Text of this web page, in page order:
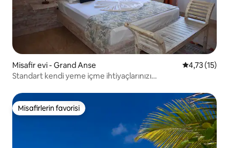
Misafir evi - Grand Anse 5 üzerinden
4,73 (15)
Standart kendi yeme içme ihtiyaçlarınızı
Misafirlerin favorisi
Misafirlerin favorisi